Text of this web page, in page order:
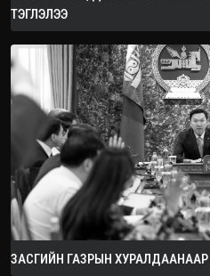
ТЭГЛЭЛЭЭ
ЗАСГИЙН ГАЗРЫН